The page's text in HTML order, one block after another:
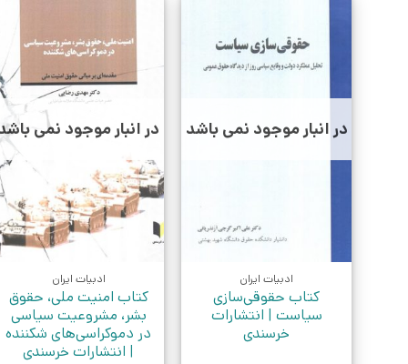
در انبار موجود نمی باشد
ادبیات ایران
کتاب حقوقی‌سازی
سیاست | انتشارات
خرسندی
در انبار موجود نمی
ادبیات ایران
کتاب امنیت ملی، حقوق
بشر، مشروعیت سیاسی
در دموکراسی‌های شکننده
| انتشارات خرسندی